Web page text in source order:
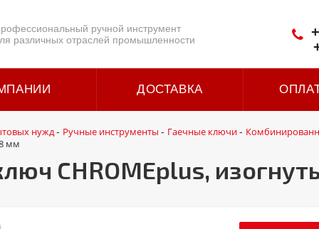
ручной инструмент
различных отраслей промышленности
ДОСТАВКА
нужд- Ручные инструменты - Гаечные ключи-
мм
CHROMEplus,